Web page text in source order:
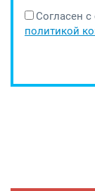
Согласен с
политикой